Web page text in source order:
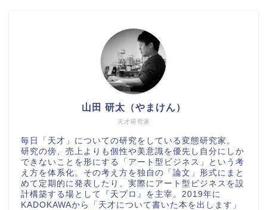
天才研究家
山田 研太（やまけん）
毎日「天才」についての研究をしている変態研究家。
研究の傍、売上よりも個性や美意識を優先し自分にしか
できないことを形にする「アート型ビジネス」という考
え方を体系化。その考え方を独自の「論文」形式にまと
めて定期的に発表したり、実際にアート型ビジネスを設
計構築する場として『天プロ』を主宰。2019年に
KADOKAWAから「天才について書いた本を出します」